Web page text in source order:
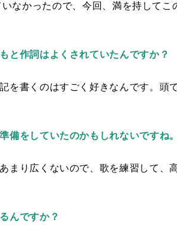
なかったので、今回、満を持してこ
作詞はよくされていたんですか？
を書くのはすごく好きなんです。頭
をしていたのかもしれないですね。
まり広くないので、歌を練習して、
んですか？